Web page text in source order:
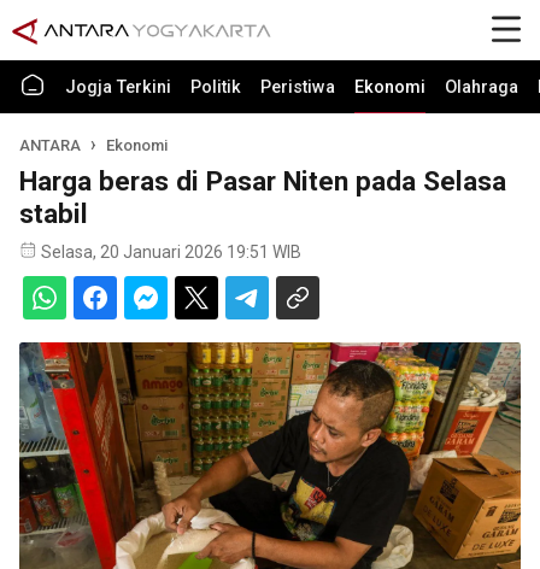
Jogja Terkini Politik Peristiwa Ekonomi Olahraga
ANTARA Ekonomi
Harga beras di Pasar Niten pada Selasa
stabil
Selasa, 20 Januari 2026 19:51 WIB